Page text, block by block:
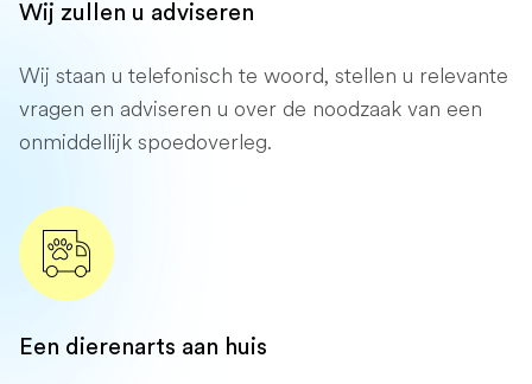
Wij zullen u adviseren
Wij staan ​​u telefonisch te woord, stellen u relevante
vragen en adviseren u over de noodzaak van een
onmiddellijk spoedoverleg.
Een dierenarts aan huis